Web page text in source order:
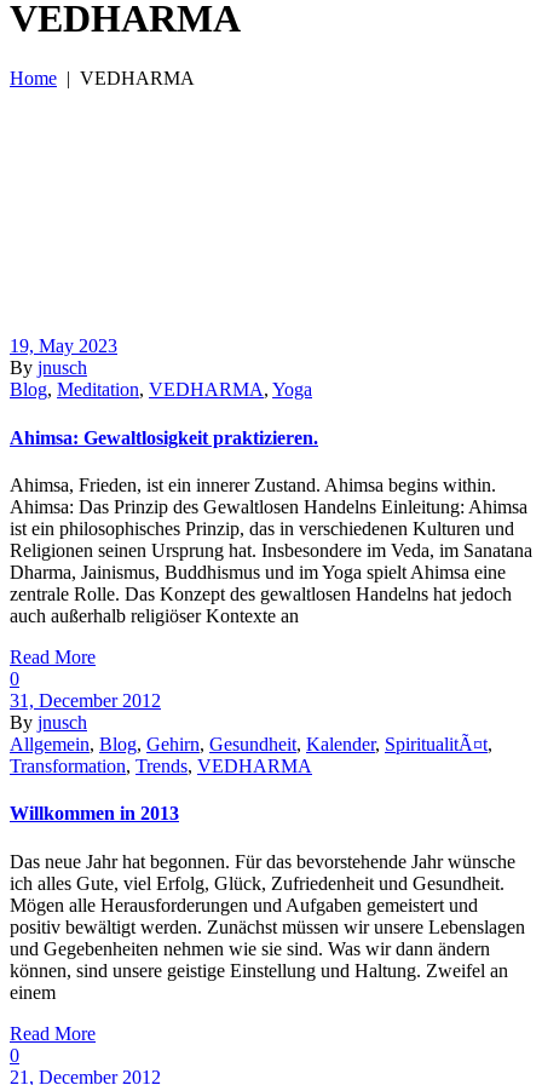
VEDHARMA
Home | VEDHARMA
19, May 2023
By jnusch
Blog, Meditation, VEDHARMA, Yoga
Ahimsa: Gewaltlosigkeit praktizieren.
Ahimsa, Frieden, ist ein innerer Zustand. Ahimsa begins within.
Ahimsa: Das Prinzip des Gewaltlosen Handelns Einleitung: Ahimsa
ist ein philosophisches Prinzip, das in verschiedenen Kulturen und
Religionen seinen Ursprung hat. Insbesondere im Veda, im Sanatana
Dharma, Jainismus, Buddhismus und im Yoga spielt Ahimsa eine
zentrale Rolle. Das Konzept des gewaltlosen Handelns hat jedoch
auch außerhalb religiöser Kontexte an
Read More
0
31, December 2012
By jnusch
Allgemein, Blog, Gehirn, Gesundheit, Kalender, SpiritualitÃ¤t,
Transformation, Trends, VEDHARMA
Willkommen in 2013
Das neue Jahr hat begonnen. Für das bevorstehende Jahr wünsche
ich alles Gute, viel Erfolg, Glück, Zufriedenheit und Gesundheit.
Mögen alle Herausforderungen und Aufgaben gemeistert und
positiv bewältigt werden. Zunächst müssen wir unsere Lebenslagen
und Gegebenheiten nehmen wie sie sind. Was wir dann ändern
können, sind unsere geistige Einstellung und Haltung. Zweifel an
einem
Read More
0
21, December 2012